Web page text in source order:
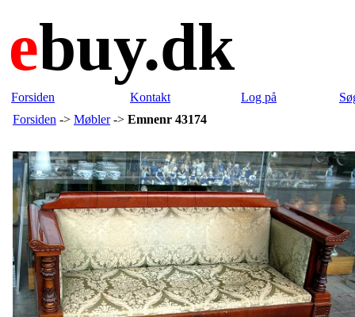
ebuy.dk
Forsiden Kontakt Log på
Forsiden -> Møbler-> Emnenr 43174